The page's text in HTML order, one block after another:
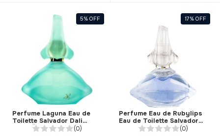
5% OFF
Perfume Laguna Eau de
Toilette Salvador Dali
(VERSÃO IMPORTADA)
(0)
17% OFF
Perfume Eau de Rubylips
Eau de Toilette Salvador
(0)